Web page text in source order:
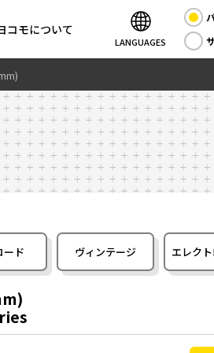
コモについて
LANGUAGES
ード ヴィンテージ エレク